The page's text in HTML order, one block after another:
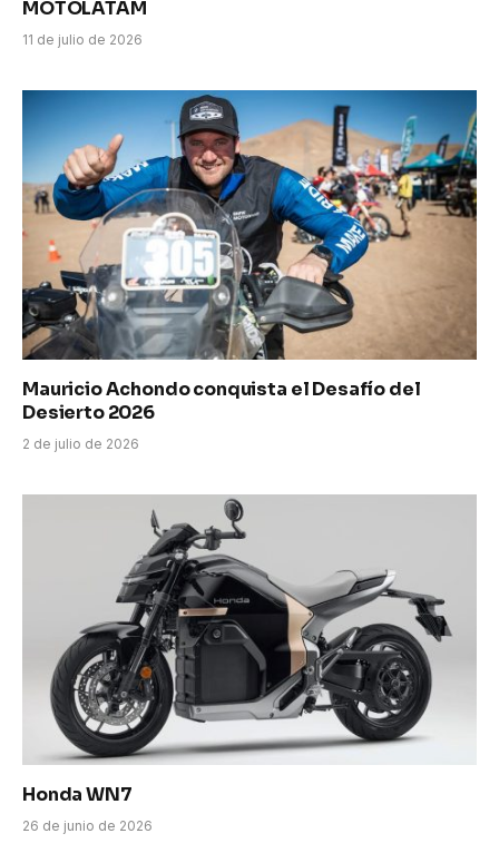
MOTOLATAM
11 de julio de 2026
Mauricio Achondo conquista el Desafío del
Desierto 2026
2 de julio de 2026
Honda WN7
26 de junio de 2026